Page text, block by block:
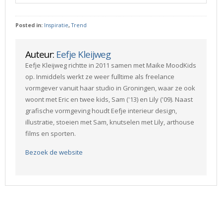
Posted in: Inspiratie,Trend
Auteur: Eefje Kleijweg
Eefje Kleijweg richtte in 2011 samen met Maike MoodKids
op. Inmiddels werkt ze weer fulltime als freelance
vormgever vanuit haar studio in Groningen, waar ze ook
woont met Eric en twee kids, Sam ('13) en Lily ('09). Naast
grafische vormgeving houdt Eefje interieur design,
illustratie, stoeien met Sam, knutselen met Lily, arthouse
films en sporten.
Bezoek de website